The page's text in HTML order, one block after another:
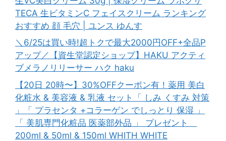
TECA 生ビタミンC フェイスクリーム ランキング
おすすめ 顔 毛穴 | ユンス ゆんす
＼6/25は買い時!超トクで最大2000円OFF+全品P
アップ／【資生堂認定ショップ】HAKU アクティ
ブメラノリリーサー ハク haku
【20日 20時〜】30%OFFクーポン有！薬用 美白
化粧水 & 美容液 & 乳液 セット「 しみ くすみ 対策
」「 プラセンタ +コラーゲン でしっとり 保湿 」
「 美肌専門化粧品 医薬部外品 」 プレゼント
200ml & 50ml & 150ml WHITH WHITE